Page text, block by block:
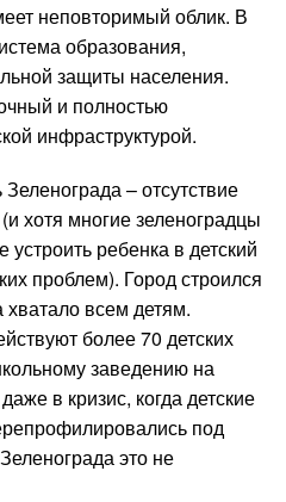
неповторимый облик. В
образования,
защиты населения.
и полностью
инфраструктурой.
– отсутствие
хотя многие зеленоградцы
ребенка в детский
проблем). Город строился
хватало всем детям.
более 70 детских
заведению на
в кризис, когда детские
под
это не